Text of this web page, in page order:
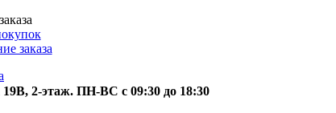
заказа
2-этаж. ПН-ВС с 09:30 до 18:30